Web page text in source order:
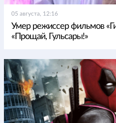
05 августа, 12:16
Умер режиссер фильмов
«Прощай, Гульсары!»